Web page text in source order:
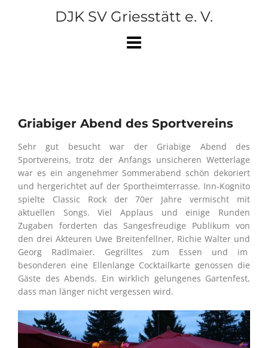
DJK SV Griesstätt e. V.
Griabiger Abend des Sportvereins
Sehr gut besucht war der Griabige Abend des
Sportvereins, trotz der Anfangs unsicheren Wetterlage
war es ein angenehmer Sommerabend schön dekoriert
und hergerichtet auf der Sportheimterrasse. Inn-Kognito
spielte Classic Rock der 70er Jahre vermischt mit
aktuellen Songs. Viel Applaus und einige Runden
Zugaben forderten das Sangesfreudige Publikum von
den drei Akteuren Uwe Breitenfellner, Richie Walter und
Georg Radlmaier. Gegrilltes zum Essen und im
besonderen eine Ellenlange Cocktailkarte genossen die
Gäste des Abends. Ein wirklich gelungenes Gartenfest,
dass man länger nicht vergessen wird.